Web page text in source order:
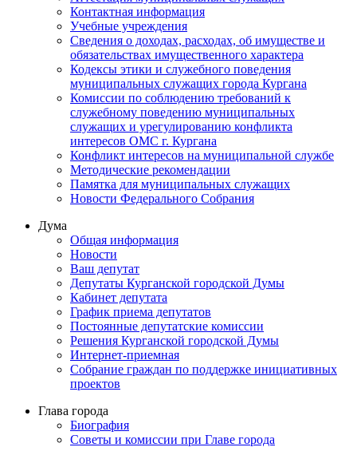
Контактная информация
Учебные учреждения
Сведения о доходах, расходах, об имуществе и
обязательствах имущественного характера
Кодексы этики и служебного поведения
муниципальных служащих города Кургана
Комиссии по соблюдению требований к
служебному поведению муниципальных
служащих и урегулированию конфликта
интересов ОМС г. Кургана
Конфликт интересов на муниципальной службе
Методические рекомендации
Памятка для муниципальных служащих
Новости Федерального Cобрания
Дума
Общая информация
Новости
Ваш депутат
Депутаты Курганской городской Думы
Кабинет депутата
График приема депутатов
Постоянные депутатские комиссии
Решения Курганской городской Думы
Интернет-приемная
Собрание граждан по поддержке инициативных
проектов
Глава города
Биография
Советы и комиссии при Главе города